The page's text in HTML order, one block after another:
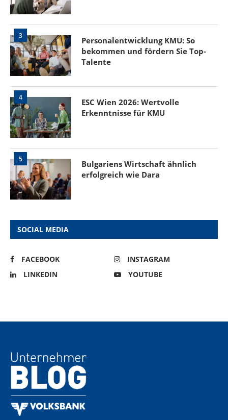
3
Personalentwicklung KMU: So
bekommen und fördern Sie Top-
Talente
4
ESC Wien 2026: Wertvolle
Erkenntnisse für KMU
5
Bulgariens Wirtschaft ähnlich
erfolgreich wie Dara
SOCIAL MEDIA
FACEBOOK
INSTAGRAM
LINKEDIN
YOUTUBE